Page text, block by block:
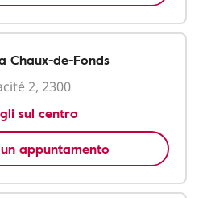
Chaux-de-Fonds
2, 2300
sul centro
appuntamento